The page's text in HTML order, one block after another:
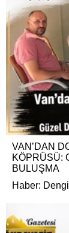
VAN’DAN
KÖPRÜSÜ:
BULUŞMA
Haber: